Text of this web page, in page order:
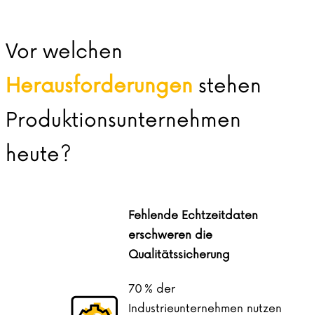
Vor welchen
Herausforderungen stehen
Produktionsunternehmen
heute?
Fehlende Echtzeitdaten
erschweren die
Qualitätssicherung
70 % der
Industrieunternehmen nutzen